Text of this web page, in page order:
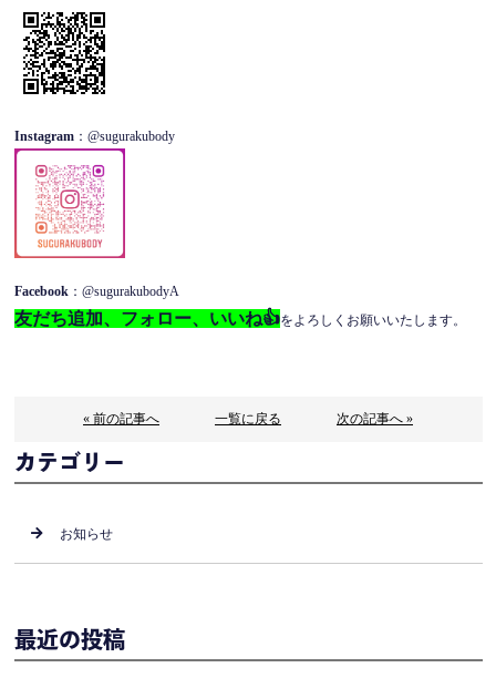
Instagram：@sugurakubody
Facebook ：@sugurakubodyA
友だち追加、フォロー、いいね👍をよろしくお願いいたします。
« 前の記事へ 一覧に戻る 次の記事へ »
カテゴリー
お知らせ
最近の投稿